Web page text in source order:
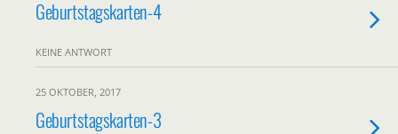
Geburtstagskarten-4
KEINE ANTWORT
25 OKTOBER, 2017
Geburtstagskarten-3